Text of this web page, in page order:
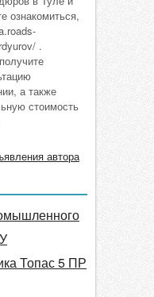
ознакомиться,
.
а также
стоимость
автора
Топас 5 ПР